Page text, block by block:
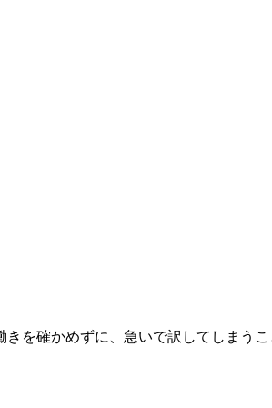
きを確かめずに、急いで訳してしまうこ